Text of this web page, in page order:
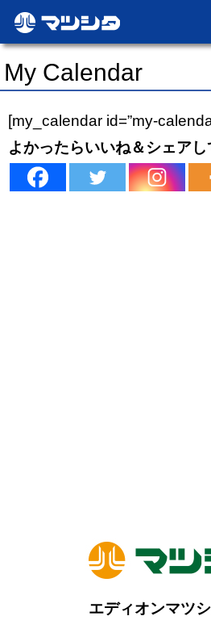
My Calendar
[my_calendar id=”my-
よかったらいいね＆シェアし
エディオンマツ